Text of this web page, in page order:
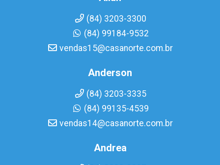
(84) 3203-3300
(84) 99184-9532
vendas15@casanorte.com.br
Anderson
(84) 3203-3335
(84) 99135-4539
vendas14@casanorte.com.br
Andrea